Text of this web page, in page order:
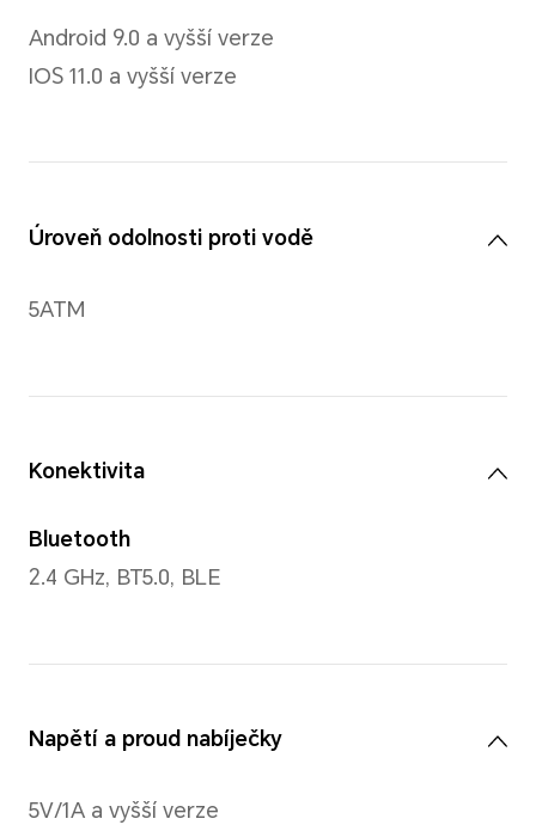
194 x 368 pixelů
Materiál
Odolný polymer
řemínek